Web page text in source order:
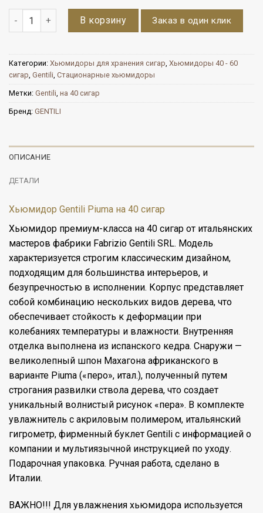
Количество В корзину Заказ в один клик
Категории: Хьюмидоры для хранения сигар Хьюмидоры 40 - 60
сигар Gentili Стационарные хьюмидоры
Метки: Gentili на 40 сигар
Бренд: GENTILI
ОПИСАНИЕ
ДЕТАЛИ
Хьюмидор Gentili Piuma на 40 сигар
Хьюмидор премиум-класса на 40 сигар от итальянских
мастеров фабрики Fabrizio Gentili SRL. Модель
характеризуется строгим классическим дизайном,
подходящим для большинства интерьеров, и
безупречностью в исполнении. Корпус представляет
собой комбинацию нескольких видов дерева, что
обеспечивает стойкость к деформации при
колебаниях температуры и влажности. Внутренняя
отделка выполнена из испанского кедра. Снаружи —
великолепный шпон Махагона африканского в
варианте Piuma («перо», итал.), полученный путем
строгания развилки ствола дерева, что создает
уникальный волнистый рисунок «пера». В комплекте
увлажнитель с акриловым полимером, итальянский
гигрометр, фирменный буклет Gentili с информацией о
компании и мультиязычной инструкцией по уходу.
Подарочная упаковка. Ручная работа, сделано в
Италии.
ВАЖНО!!! Для увлажнения хьюмидора используется